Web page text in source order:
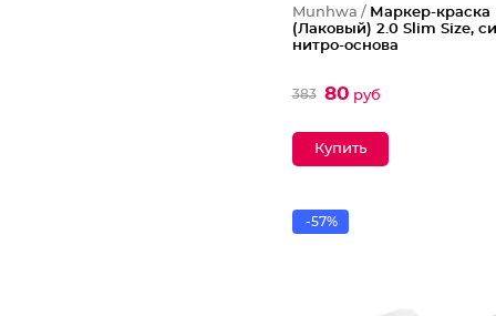
Munhwa / Маркер-краска
(Лаковый) 2.0 Slim Size,
нитро-основа
383 80 руб
-57%